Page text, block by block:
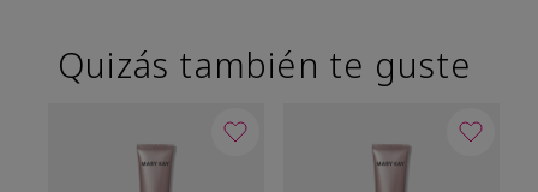
Quizás también te guste